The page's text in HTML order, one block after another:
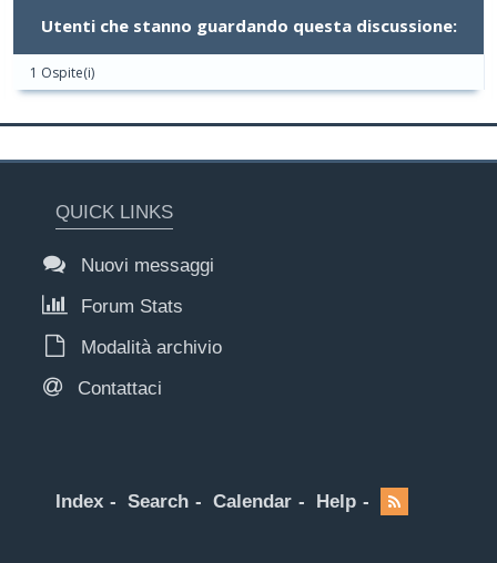
Utenti che stanno guardando questa discussione:
1 Ospite(i)
QUICK LINKS
Nuovi messaggi
Forum Stats
Modalità archivio
Contattaci
Index Search Calendar Help